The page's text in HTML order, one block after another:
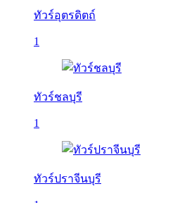
ทัวร์อุตรดิตถ์
1
ทัวร์ชลบุรี
1
ทัวร์ปราจีนบุรี